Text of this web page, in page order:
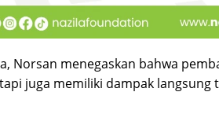
Norsan menegaskan bahwa
juga memiliki dampak